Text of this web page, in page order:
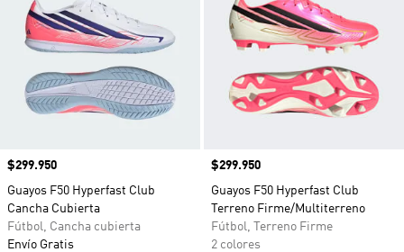
Precio
$299.950
Guayos F50 Hyperfast Club
Cancha Cubierta
Fútbol, Cancha cubierta
Envío Gratis
Precio
$299.950
Guayos F50 Hyperfast Club
Terreno Firme/Multiterreno
Fútbol, Terreno Firme
2 colores